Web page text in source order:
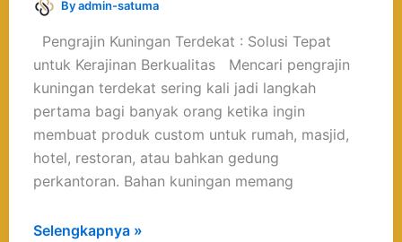
Byadmin-satuma
Pengrajin Kuningan Terdekat : Solusi Tepat
untuk Kerajinan Berkualitas Mencari pengrajin
kuningan terdekat sering kali jadi langkah
pertama bagi banyak orang ketika ingin
membuat produk custom untuk rumah, masjid,
hotel, restoran, atau bahkan gedung
perkantoran. Bahan kuningan memang
Selengkapnya »